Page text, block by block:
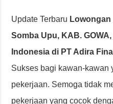
Update Terbaru
Somba Upu, KAB.
Indonesia di PT Adira
Sukses bagi kawan-kawan
pekerjaan. Semoga tidak
pekerjaan yang cocok